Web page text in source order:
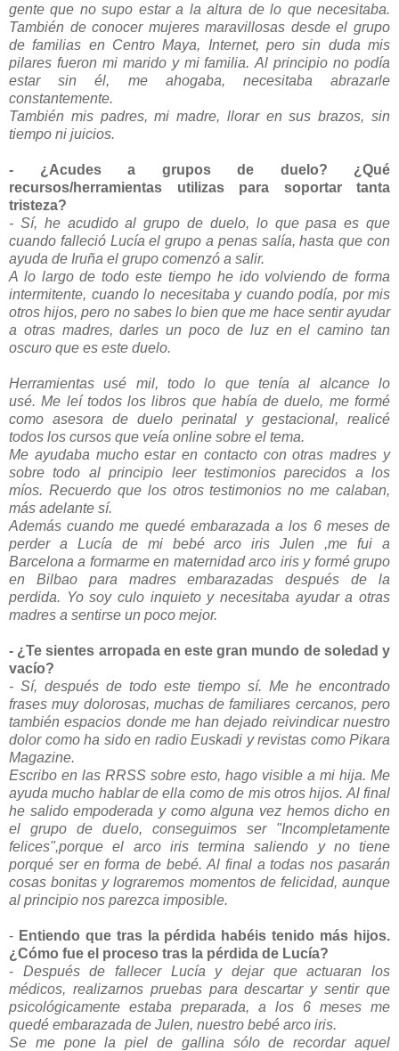
gente que no supo estar a la altura de lo que necesitaba.
También de conocer mujeres maravillosas desde el grupo
de familias en Centro Maya, Internet, pero sin duda mis
pilares fueron mi marido y mi familia.Al principio no podía
estar sin él, me ahogaba, necesitaba abrazarle
constantemente.
También mis padres, mi madre, llorar en sus brazos, sin
tiempo ni juicios.
- ¿Acudes a grupos de duelo? ¿Qué
recursos/herramientas utilizas para soportar tanta
tristeza?
- Sí, he acudido al grupo de duelo, lo que pasa es que
cuando falleció Lucía el grupo a penas salía, hasta que con
ayuda de Iruña el grupo comenzó a salir.
A lo largo de todo este tiempo he ido volviendo de forma
intermitente, cuando lo necesitaba y cuando podía, por mis
otros hijos, pero no sabes lo bien que me hace sentir ayudar
a otras madres, darles un poco de luz en el camino tan
oscuro que es este duelo.
Herramientas usé mil, todo lo que tenía al alcance lo
usé.Me leí todos los libros que había de duelo, me formé
como asesora de duelo perinatal y gestacional, realicé
todos los cursos que veía online sobre el tema.
Me ayudaba mucho estar en contacto con otras madres y
sobre todo al principio leer testimonios parecidos a los
míos. Recuerdo que los otros testimonios no me calaban,
más adelante sí.
Además cuando me quedé embarazada a los 6 meses de
perder a Lucía de mi bebé arco iris Julen ,me fui a
Barcelona a formarme en maternidad arco iris y formé grupo
en Bilbao para madres embarazadas después de la
perdida. Yo soy culo inquieto y necesitaba ayudar a otras
madres a sentirse un poco mejor.
- ¿Te sientes arropada en este gran mundo de soledad y
vacío?
- Sí, después de todo este tiempo sí. Me he encontrado
frases muy dolorosas, muchas de familiares cercanos, pero
también espacios donde me han dejado reivindicar nuestro
dolor como ha sido en radio Euskadi y revistas como Pikara
Magazine.
Escribo en las RRSS sobre esto, hago visible a mi hija. Me
ayuda mucho hablar de ella como de mis otros hijos. Al final
he salido empoderada y como alguna vez hemos dicho en
el grupo de duelo, conseguimos ser "Incompletamente
felices",porque el arco iris termina saliendo y no tiene
porqué ser en forma de bebé. Al final a todas nos pasarán
cosas bonitas y lograremos momentos de felicidad, aunque
al principio nos parezca imposible.
- Entiendo que tras la pérdida habéis tenido más hijos.
¿Cómo fue el proceso tras la pérdida de Lucía?
- Después de fallecer Lucía y dejar que actuaran los
médicos, realizarnos pruebas para descartar y sentir que
psicológicamente estaba preparada, a los 6 meses me
quedé embarazada de Julen, nuestro bebé arco iris.
Se me pone la piel de gallina sólo de recordar aquel